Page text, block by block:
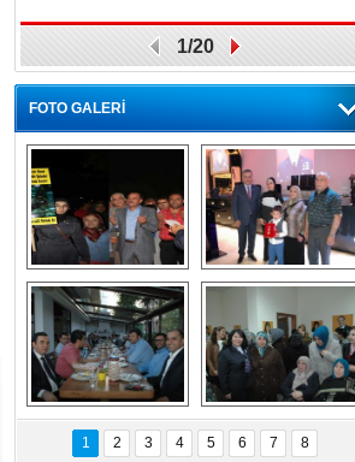
1/20
FOTO GALERİ
Gölbaşı GAZZE
İÇİN YÜRÜDÜ
Kaymakamlıktan
iftar yemeği
Kaymakamlıktan
iftar yemeği
NERGÜL
YILDIRIM SEÇİM
BÜROSUNU AÇTI
1 2 3 4 5 6 7 8